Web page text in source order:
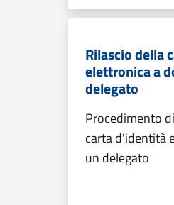
Rilascio della
elettronica a
delegato
Procedimento
carta d'identità
un delegato